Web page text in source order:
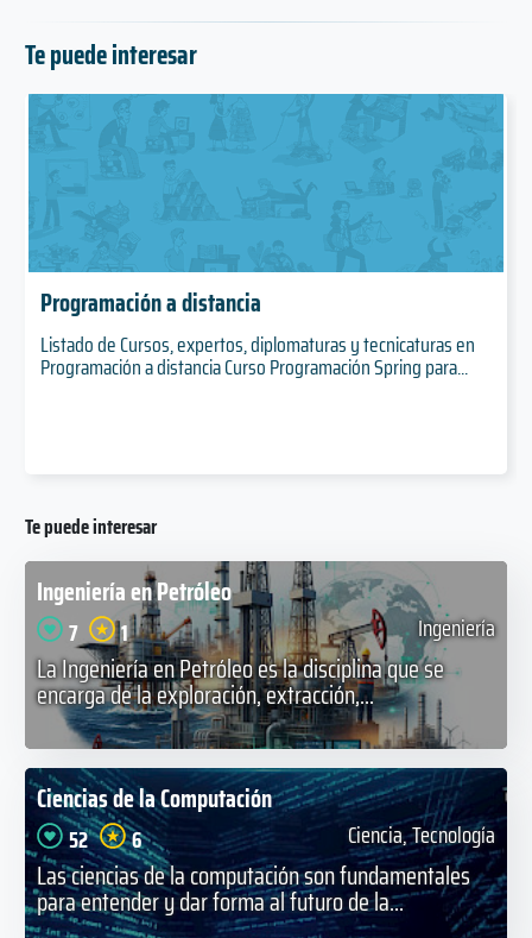
Te puede interesar
Programación a distancia
Listado de Cursos, expertos, diplomaturas y tecnicaturas en
Programación a distancia Curso Programación Spring para...
Te puede interesar
Ingeniería en Petróleo
7 1 Ingeniería
La Ingeniería en Petróleo es la disciplina que se
encarga de la exploración, extracción,...
Ciencias de la Computación
52 6 Ciencia, Tecnología
Las ciencias de la computación son fundamentales
para entender y dar forma al futuro de la...